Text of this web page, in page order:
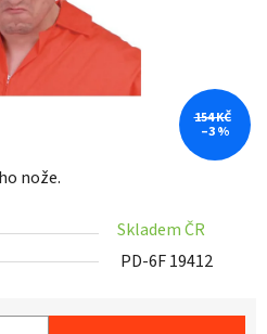
nože.
Skladem ČR
PD-6F 19412
154 KČ
–3 %